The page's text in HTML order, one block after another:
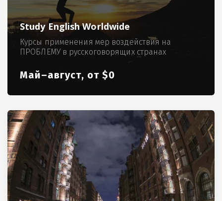
Study English Worldwide
Курсы применения мер воздействия на
ПРОБЛЕМУ в русскоговорящих странах
Май–август, от $0